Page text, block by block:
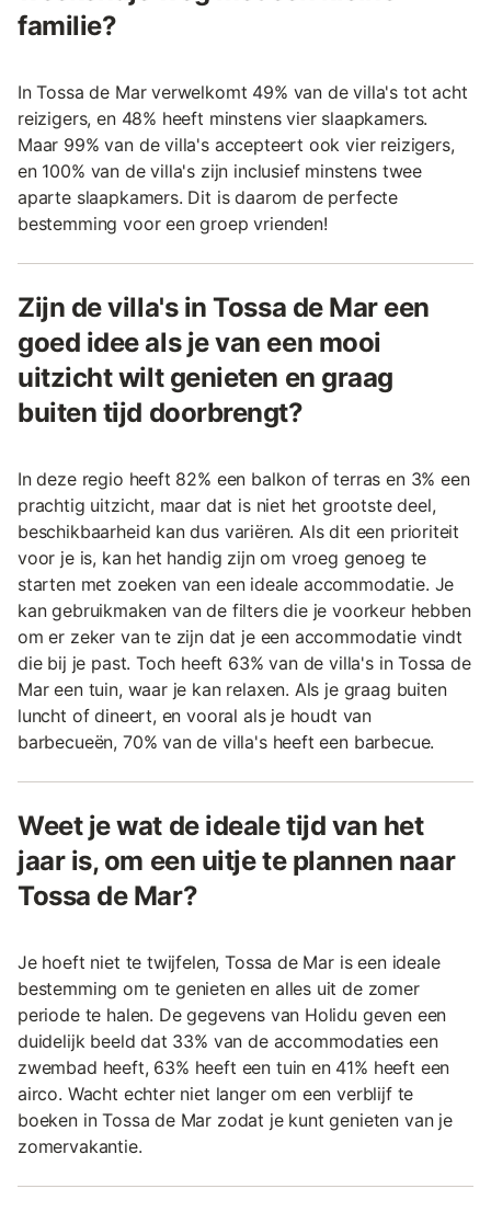
familie?
In Tossa de Mar verwelkomt 49% van de villa's tot acht
reizigers, en 48% heeft minstens vier slaapkamers.
Maar 99% van de villa's accepteert ook vier reizigers,
en 100% van de villa's zijn inclusief minstens twee
aparte slaapkamers. Dit is daarom de perfecte
bestemming voor een groep vrienden!
Zijn de villa's in Tossa de Mar een
goed idee als je van een mooi
uitzicht wilt genieten en graag
buiten tijd doorbrengt?
In deze regio heeft 82% een balkon of terras en 3% een
prachtig uitzicht, maar dat is niet het grootste deel,
beschikbaarheid kan dus variëren. Als dit een prioriteit
voor je is, kan het handig zijn om vroeg genoeg te
starten met zoeken van een ideale accommodatie. Je
kan gebruikmaken van de filters die je voorkeur hebben
om er zeker van te zijn dat je een accommodatie vindt
die bij je past. Toch heeft 63% van de villa's in Tossa de
Mar een tuin, waar je kan relaxen. Als je graag buiten
luncht of dineert, en vooral als je houdt van
barbecueën, 70% van de villa's heeft een barbecue.
Weet je wat de ideale tijd van het
jaar is, om een uitje te plannen naar
Tossa de Mar?
Je hoeft niet te twijfelen, Tossa de Mar is een ideale
bestemming om te genieten en alles uit de zomer
periode te halen. De gegevens van Holidu geven een
duidelijk beeld dat 33% van de accommodaties een
zwembad heeft, 63% heeft een tuin en 41% heeft een
airco. Wacht echter niet langer om een verblijf te
boeken in Tossa de Mar zodat je kunt genieten van je
zomervakantie.